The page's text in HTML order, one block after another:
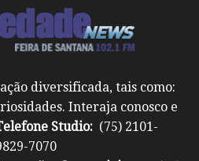
diversificada, tais como:
Interaja conosco e
Studio: (75) 2101-
(75) 9 9829-7070